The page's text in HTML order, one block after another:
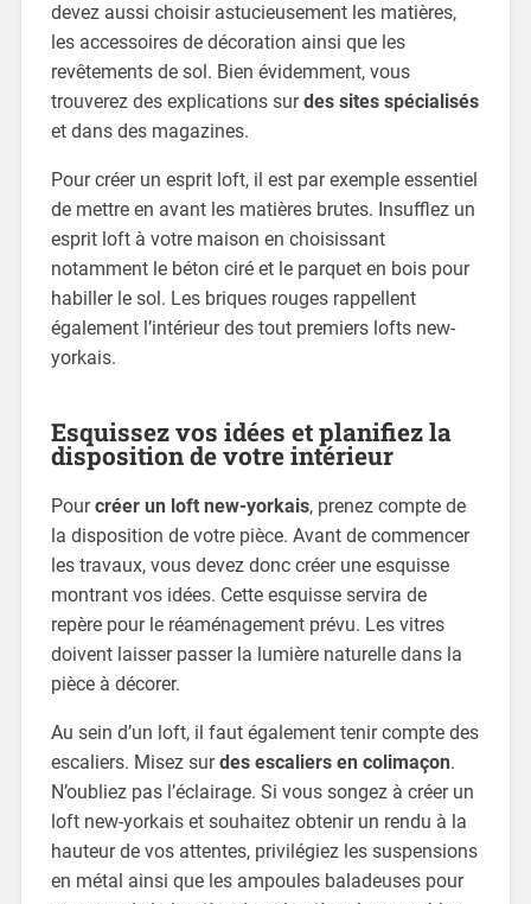
devez aussi choisir astucieusement les matières,
les accessoires de décoration ainsi que les
revêtements de sol. Bien évidemment, vous
trouverez des explications surdes sites spécialisés
et dans des magazines.
Pour créer un esprit loft, il est par exemple essentiel
de mettre en avant les matières brutes. Insufflez un
esprit loft à votre maison en choisissant
notamment le béton ciré et le parquet en bois pour
habiller le sol. Les briques rouges rappellent
également l’intérieur des tout premiers lofts new-
yorkais.
Esquissez vos idées et planifiez la
disposition de votre intérieur
Pourcréer un loft new-yorkais, prenez compte de
la disposition de votre pièce. Avant de commencer
les travaux, vous devez donc créer une esquisse
montrant vos idées. Cette esquisse servira de
repère pour le réaménagement prévu. Les vitres
doivent laisser passer la lumière naturelle dans la
pièce à décorer.
Au sein d’un loft, il faut également tenir compte des
escaliers. Misez surdes escaliers en colimaçon.
N’oubliez pas l’éclairage. Si vous songez à créer un
loft new-yorkais et souhaitez obtenir un rendu à la
hauteur de vos attentes, privilégiez les suspensions
en métal ainsi que les ampoules baladeuses pour